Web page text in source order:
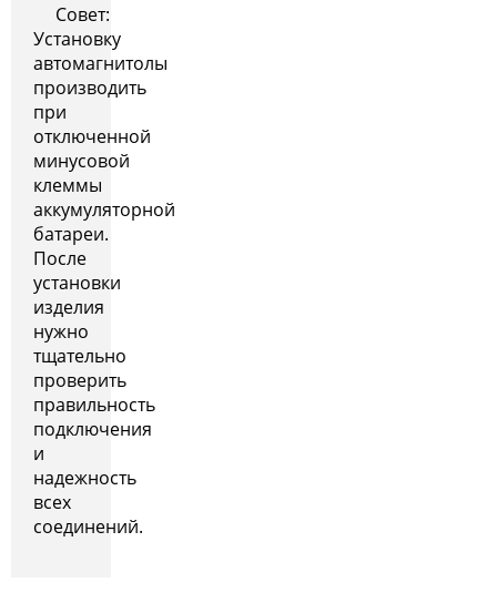
Совет:
Установку
автомагнитолы
производить
при
отключенной
минусовой
клеммы
аккумуляторной
батареи.
После
установки
изделия
нужно
тщательно
проверить
правильность
подключения
и
надежность
всех
соединений.